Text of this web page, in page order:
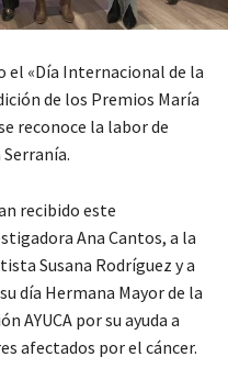
el «Día Internacional de la
de los Premios María
reconoce la labor de
recibido este
Ana Cantos, a la
Susana Rodríguez y a
día Hermana Mayor de la
AYUCA por su ayuda a
afectados por el cáncer.